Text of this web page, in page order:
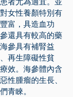
女性養顏特別有
富，具造血功
還具有較高的藥
參具有補腎益
再生障礙性貧
效。海參體內含
性腫瘤的生長、
青睞。